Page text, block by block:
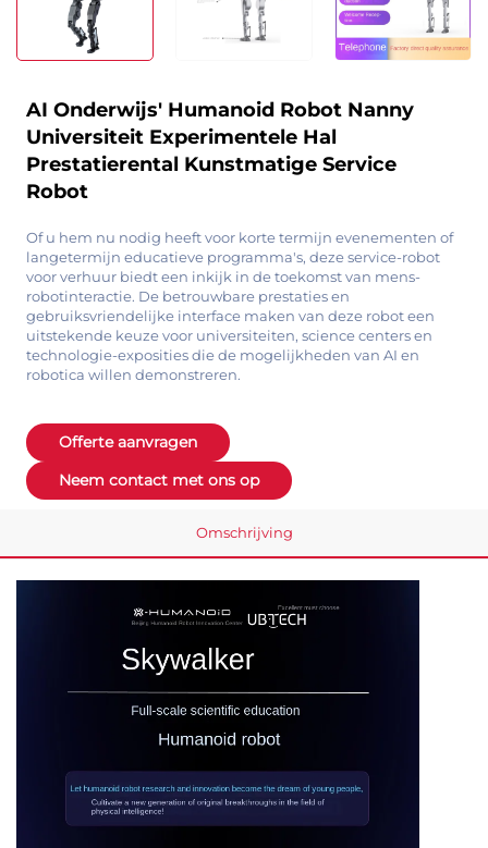
AI Onderwijs' Humanoid Robot Nanny
Universiteit Experimentele Hal
Prestatierental Kunstmatige Service
Robot
Of u hem nu nodig heeft voor korte termijn evenementen of
langetermijn educatieve programma's, deze service-robot
voor verhuur biedt een inkijk in de toekomst van mens-
robotinteractie. De betrouwbare prestaties en
gebruiksvriendelijke interface maken van deze robot een
uitstekende keuze voor universiteiten, science centers en
technologie-exposities die de mogelijkheden van AI en
robotica willen demonstreren.
Offerte aanvragen
Neem contact met ons op
Omschrijving